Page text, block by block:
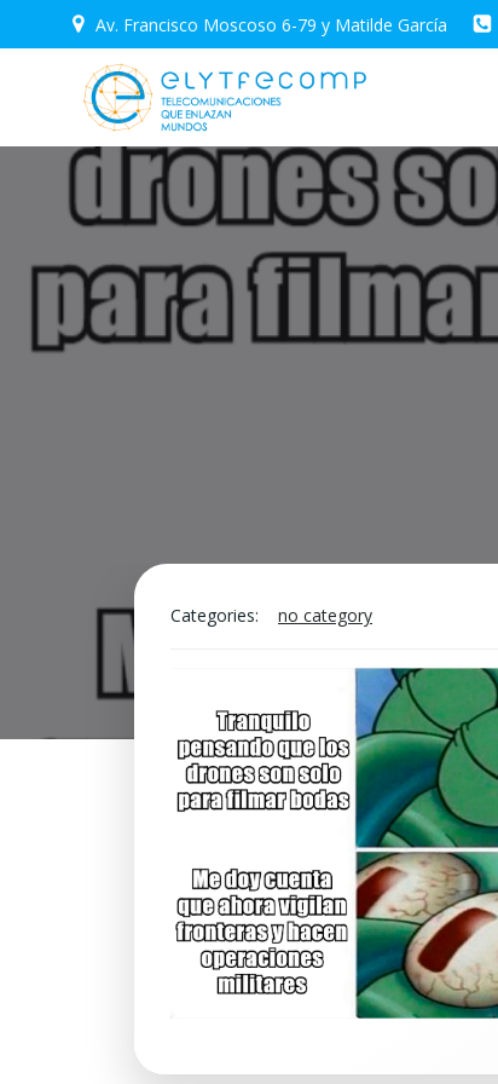
al
Av. Francisco Moscoso 6-79 y Matilde García
Categories: no category